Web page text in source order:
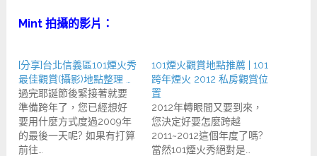
Mint 拍攝的影片：
[分享]台北信義區101煙火秀
最佳觀賞(攝影)地點整理 …
過完耶誕節後緊接著就要
準備跨年了，您已經想好
要用什麼方式度過2009年
的最後一天呢? 如果有打算
前往…
101煙火觀賞地點推薦 | 101
跨年煙火 2012 私房觀賞位
置
2012年轉眼間又要到來，
您決定好要怎麼跨越
2011~2012這個年度了嗎?
當然101煙火秀絕對是…